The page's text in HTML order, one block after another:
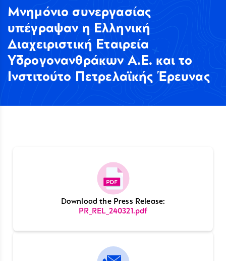
Μνημόνιο συνεργασίας
υπέγραψαν η Ελληνική
Διαχειριστική Εταιρεία
Υδρογονανθράκων Α.Ε. και το
Ινστιτούτο Πετρελαϊκής Έρευνας
Download the Press Release:
PR_REL_240321.pdf